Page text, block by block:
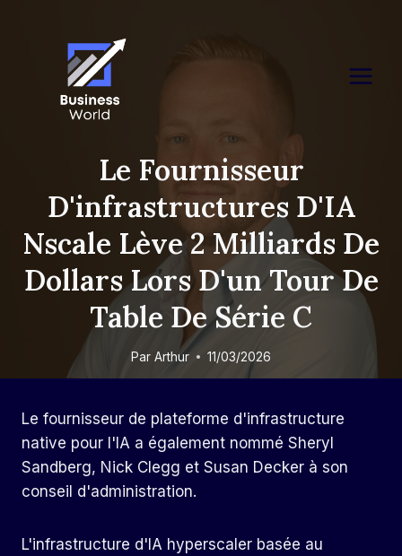
Le Fournisseur
D'infrastructures D'IA
Nscale Lève 2 Milliards De
Dollars Lors D'un Tour De
Table De Série C
Par Arthur 11/03/2026
Le fournisseur de plateforme d'infrastructure
native pour l'IA a également nommé Sheryl
Sandberg, Nick Clegg et Susan Decker à son
conseil d'administration.
L'infrastructure d'IA hyperscaler basée au